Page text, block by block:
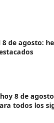
8 de agosto:
8 de
todos los